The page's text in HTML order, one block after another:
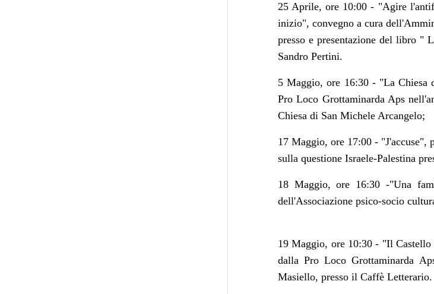
25 Aprile, ore 10:00 - "Agire
inizio", convegno a cura
presso e presentazione del libro "
Sandro Pertini.
5 Maggio, ore 16:30 - "La Chiesa
Pro Loco Grottaminarda Aps
Chiesa di San Michele Arcangelo;
17 Maggio, ore 17:00 - "J'accuse",
sulla questione Israele-Palestina
18 Maggio, ore 16:30 -"Una
dell'Associazione psico-socio
19 Maggio, ore 10:30 - "Il
dalla Pro Loco Grottaminarda
Masiello, presso il Caffè Letterario.